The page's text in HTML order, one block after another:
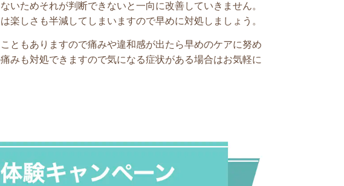
いためそれが判断できないと一向に改善していきません。
楽しさも半減してしまいますので早めに対処しましょう。
ともありますので痛みや違和感が出たら早めのケアに努め
みも対処できますので気になる症状がある場合はお気軽に